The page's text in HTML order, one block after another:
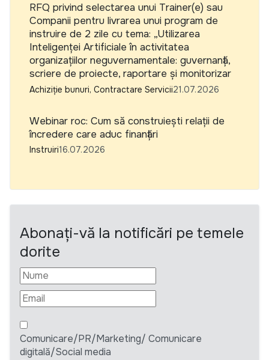
RFQ privind selectarea unui Trainer(e) sau
Companii pentru livrarea unui program de
instruire de 2 zile cu tema: „Utilizarea
Inteligenței Artificiale în activitatea
organizațiilor neguvernamentale: guvernanță,
scriere de proiecte, raportare și monitorizar
Achiziție bunuri, Contractare Servicii21.07.2026
Webinar roc: Cum să construiești relații de
încredere care aduc finanțări
Instruiri16.07.2026
Abonați-vă la notificări pe temele
dorite
Comunicare/PR/Marketing/ Comunicare
digitală/Social media